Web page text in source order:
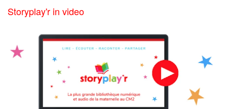
Storyplay'r in video